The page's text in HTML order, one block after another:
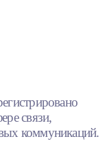
связи,
коммуникаций.